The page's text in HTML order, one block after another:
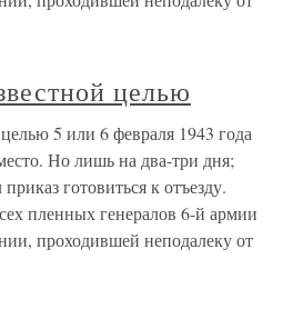
целью
5 или 6 февраля 1943 года
Но лишь на два-три дня;
готовиться к отъезду.
пленных генералов 6-й армии
проходившей неподалеку от